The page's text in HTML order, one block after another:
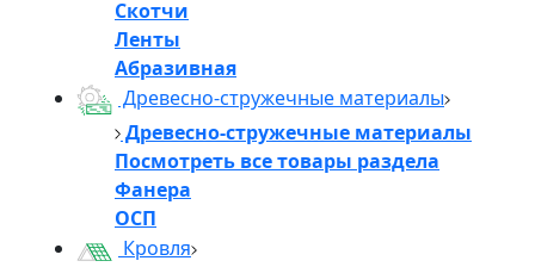
Скотчи
Ленты
Абразивная
Древесно-стружечные материалы
Древесно-стружечные материалы
Посмотреть все товары раздела
Фанера
ОСП
Кровля